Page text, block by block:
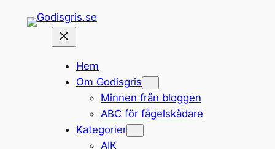
Hem
Om Godisgris
Minnen från bloggen
ABC för fågelskådare
Kategorier
AIK